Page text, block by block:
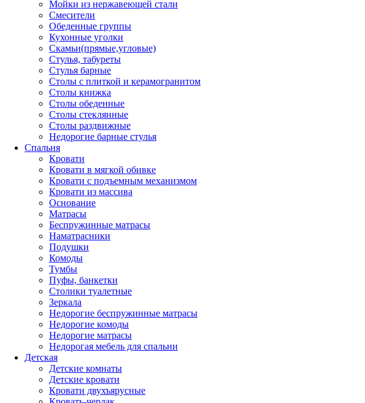
Мойки из нержавеющей стали
Смесители
Обеденные группы
Кухонные уголки
Скамьи(прямые,угловые)
Стулья, табуреты
Стулья барные
Столы с плиткой и керамогранитом
Столы книжка
Столы обеденные
Столы стеклянные
Столы раздвижные
Недорогие барные стулья
Спальня
Кровати
Кровати в мягкой обивке
Кровати с подъемным механизмом
Кровати из массива
Основание
Матрасы
Беспружинные матрасы
Наматрасники
Подушки
Комоды
Тумбы
Пуфы, банкетки
Столики туалетные
Зеркала
Недорогие беспружинные матрасы
Недорогие комоды
Недорогие матрасы
Недорогая мебель для спальни
Детская
Детские комнаты
Детские кровати
Кровати двухъярусные